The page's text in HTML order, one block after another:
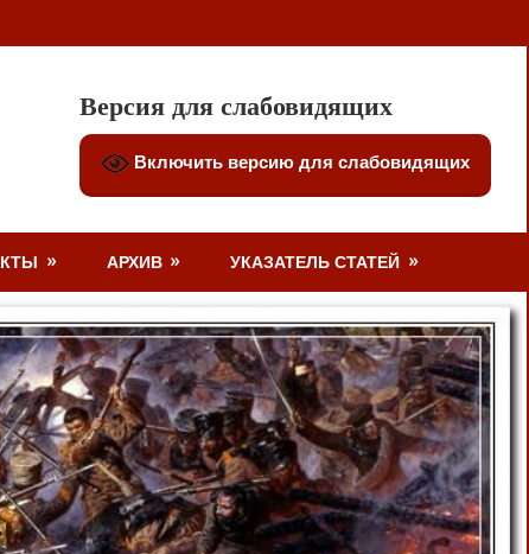
Версия для слабовидящих
Включить версию для слабовидящих
АРХИВ УКАЗАТЕЛЬ СТАТЕЙ